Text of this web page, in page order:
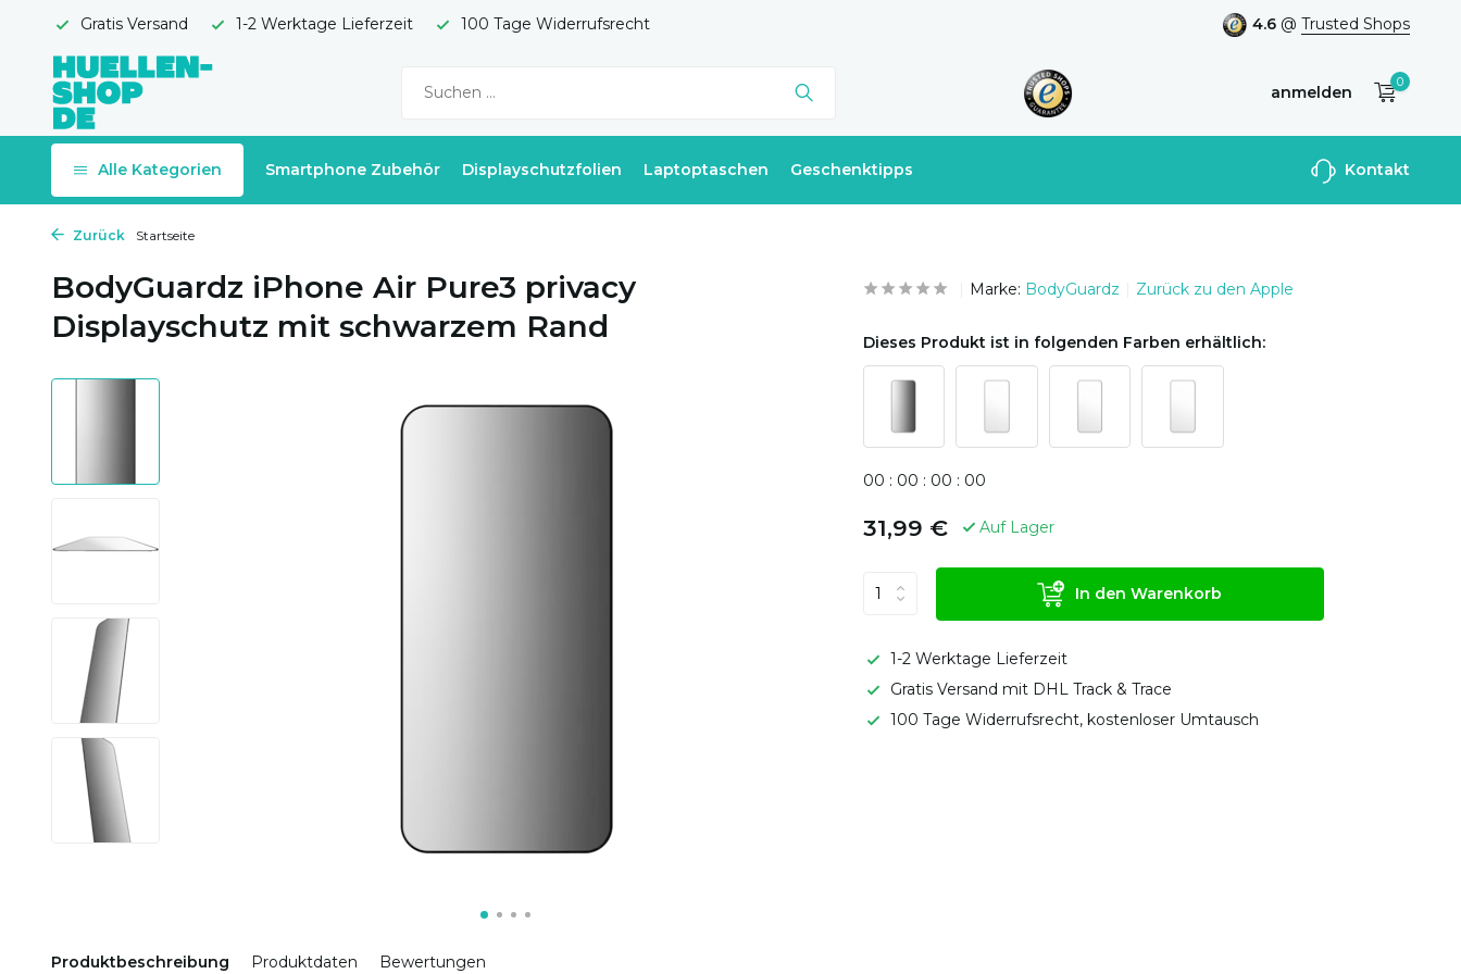
Gratis Versand 1-2 Werktage Lieferzeit 100 Tage Widerrufsrecht 4.6 @ Trusted Shops
anmelden
Benutzerkonto
0
Alle Kategorien Smartphone Zubehör Displayschutzfolien Laptoptaschen Geschenktipps Kontakt
Zurück Startseite
BodyGuardz iPhone Air Pure3 privacy
Displayschutz mit schwarzem Rand
Produktbeschreibung Produktdaten Bewertungen
Marke: BodyGuardz Zurück zu den Apple
Dieses Produkt ist in folgenden Farben erhältlich:
00 : 00 : 00 : 00
31,99 € Auf Lager
In den Warenkorb
1-2 Werktage Lieferzeit
Gratis Versand mit DHL Track & Trace
100 Tage Widerrufsrecht, kostenloser Umtausch